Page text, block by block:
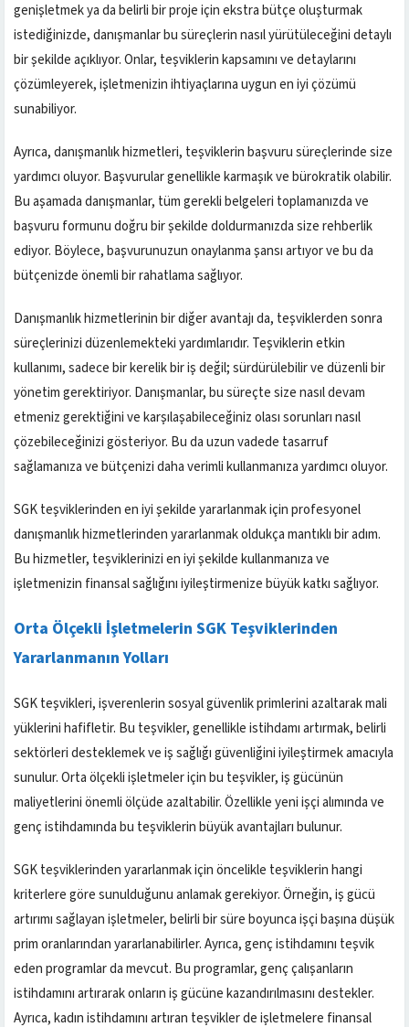
genişletmek ya da belirli bir proje için ekstra bütçe oluşturmak
istediğinizde, danışmanlar bu süreçlerin nasıl yürütüleceğini detaylı
bir şekilde açıklıyor. Onlar, teşviklerin kapsamını ve detaylarını
çözümleyerek, işletmenizin ihtiyaçlarına uygun en iyi çözümü
sunabiliyor.
Ayrıca, danışmanlık hizmetleri, teşviklerin başvuru süreçlerinde size
yardımcı oluyor. Başvurular genellikle karmaşık ve bürokratik olabilir.
Bu aşamada danışmanlar, tüm gerekli belgeleri toplamanızda ve
başvuru formunu doğru bir şekilde doldurmanızda size rehberlik
ediyor. Böylece, başvurunuzun onaylanma şansı artıyor ve bu da
bütçenizde önemli bir rahatlama sağlıyor.
Danışmanlık hizmetlerinin bir diğer avantajı da, teşviklerden sonra
süreçlerinizi düzenlemekteki yardımlarıdır. Teşviklerin etkin
kullanımı, sadece bir kerelik bir iş değil; sürdürülebilir ve düzenli bir
yönetim gerektiriyor. Danışmanlar, bu süreçte size nasıl devam
etmeniz gerektiğini ve karşılaşabileceğiniz olası sorunları nasıl
çözebileceğinizi gösteriyor. Bu da uzun vadede tasarruf
sağlamanıza ve bütçenizi daha verimli kullanmanıza yardımcı oluyor.
SGK teşviklerinden en iyi şekilde yararlanmak için profesyonel
danışmanlık hizmetlerinden yararlanmak oldukça mantıklı bir adım.
Bu hizmetler, teşviklerinizi en iyi şekilde kullanmanıza ve
işletmenizin finansal sağlığını iyileştirmenize büyük katkı sağlıyor.
Orta Ölçekli İşletmelerin SGK Teşviklerinden
Yararlanmanın Yolları
SGK teşvikleri, işverenlerin sosyal güvenlik primlerini azaltarak mali
yüklerini hafifletir. Bu teşvikler, genellikle istihdamı artırmak, belirli
sektörleri desteklemek ve iş sağlığı güvenliğini iyileştirmek amacıyla
sunulur. Orta ölçekli işletmeler için bu teşvikler, iş gücünün
maliyetlerini önemli ölçüde azaltabilir. Özellikle yeni işçi alımında ve
genç istihdamında bu teşviklerin büyük avantajları bulunur.
SGK teşviklerinden yararlanmak için öncelikle teşviklerin hangi
kriterlere göre sunulduğunu anlamak gerekiyor. Örneğin, iş gücü
artırımı sağlayan işletmeler, belirli bir süre boyunca işçi başına düşük
prim oranlarından yararlanabilirler. Ayrıca, genç istihdamını teşvik
eden programlar da mevcut. Bu programlar, genç çalışanların
istihdamını artırarak onların iş gücüne kazandırılmasını destekler.
Ayrıca, kadın istihdamını artıran teşvikler de işletmelere finansal